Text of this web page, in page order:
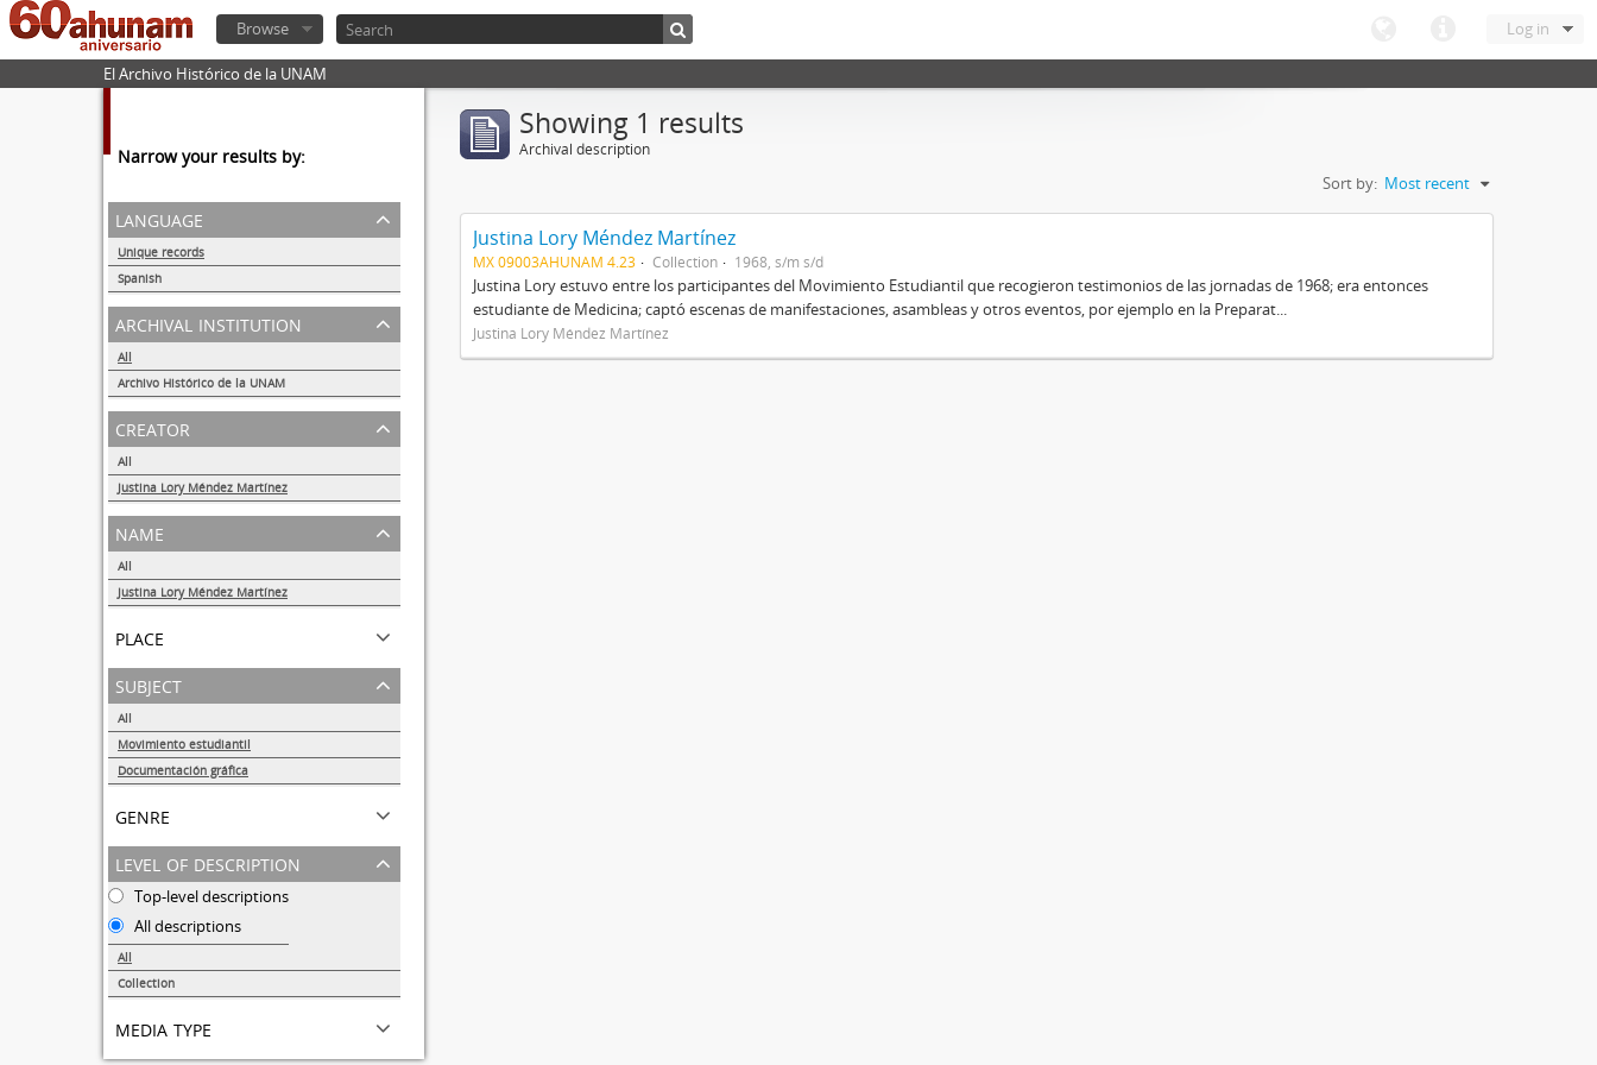
Log in
Browse
El Archivo Histórico de la UNAM
Narrow your results by:
language
Unique records
Spanish
1
archival institution
All
Archivo Histórico de la UNAM
1
creator
All
Justina Lory Méndez Martínez
1
name
All
Justina Lory Méndez Martínez
place
subject
All
Movimiento estudiantil
Documentación gráfica
genre
level of description
Top-level descriptions
All descriptions
All
Collection
media type
Showing 1 results
Archival description
Sort by: Most recent
Justina Lory Méndez Martínez
MX 09003AHUNAM 4.23 Collection 1968, s/m s/d
Justina Lory estuvo entre los participantes del Movimiento Estudiantil que recogieron testimonios de las jornadas de 1968; era entonces
estudiante de Medicina; captó escenas de manifestaciones, asambleas y otros eventos, por ejemplo en la Preparat...
Justina Lory Méndez Martínez